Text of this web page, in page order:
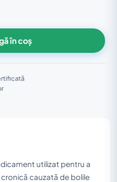
în coș
utilizat pentru a
cauzată de bolile